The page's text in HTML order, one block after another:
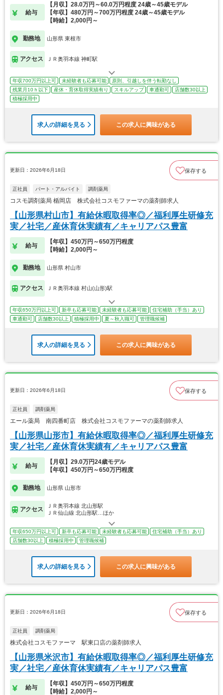
給与
【月収】28.0万円～60.0万円程度 24歳～45歳モデル
【年収】480万円～700万円程度 24歳～45歳モデル
【時給】2,000円～
勤務地 山形県 東根市
アクセス ＪＲ奥羽本線 神町駅
年収700万円以上可 未経験者も応募可能
原則、引越しを伴う転勤なし
残業月10ｈ以下
産休・育休取得実績有り スキルアップ 車通勤可
店舗数30以上
積極採用中
求人の詳細を見る この求人に興味がある
更新日：2026年6月18日 保存する
正社員 パート・アルバイト 調剤薬局
コスモ調剤薬局 楯岡店 株式会社コスモファーマの薬剤師求人
【山形県村山市】有給休暇取得率◎／福利厚生研修充
実／社宅／産休育休実績有／キャリアパス豊富
給与
【年収】450万円～650万円程度
【時給】2,000円～
勤務地 山形県 村山市
アクセス ＪＲ奥羽本線 村山(山形)駅
年収650万円以上可 新卒も応募可能 未経験者も応募可能
住宅補助（手当）あり
車通勤可
店舗数30以上 積極採用中 夏～秋入職可 管理職候補
求人の詳細を見る この求人に興味がある
更新日：2026年6月18日 保存する
正社員 調剤薬局
エール薬局 南四番町店 株式会社コスモファーマの薬剤師求人
【山形県山形市】有給休暇取得率◎／福利厚生研修充
実／社宅／産休育休実績有／キャリアパス豊富
給与
【月収】29.0万円24歳モデル
【年収】450万円～650万円程度
勤務地 山形県 山形市
アクセス
ＪＲ奥羽本線 北山形駅
ＪＲ仙山線 北山形駅…ほか
年収650万円以上可 新卒も応募可能 未経験者も応募可能
住宅補助（手当）あり
店舗数30以上
積極採用中 管理職候補
求人の詳細を見る この求人に興味がある
更新日：2026年6月18日 保存する
正社員 調剤薬局
株式会社コスモファーマ 駅東口店の薬剤師求人
【山形県米沢市】有給休暇取得率◎／福利厚生研修充
実／社宅／産休育休実績有／キャリアパス豊富
給与
【年収】450万円～650万円程度
【時給】2,000円～